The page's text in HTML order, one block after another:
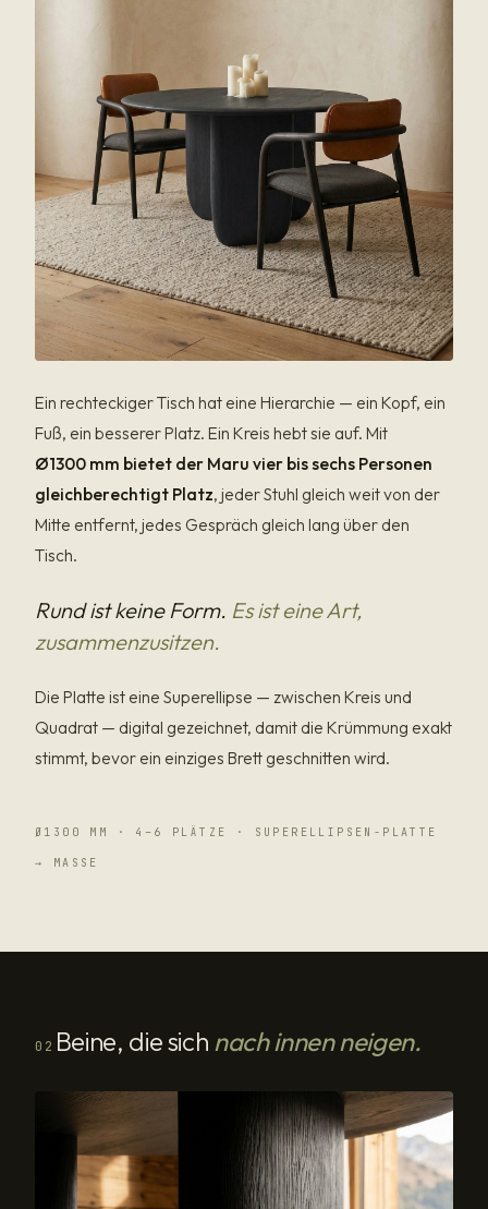
Ein rechteckiger Tisch hat eine Hierarchie — ein Kopf, ein
Fuß, ein besserer Platz. Ein Kreis hebt sie auf. Mit
Ø1300 mm bietet der Maru vier bis sechs Personen
gleichberechtigt Platz, jeder Stuhl gleich weit von der
Mitte entfernt, jedes Gespräch gleich lang über den
Tisch.
Rund ist keine Form. Es ist eine Art,
zusammenzusitzen.
Die Platte ist eine Superellipse — zwischen Kreis und
Quadrat — digital gezeichnet, damit die Krümmung exakt
stimmt, bevor ein einziges Brett geschnitten wird.
Ø1300 MM · 4–6 PLÄTZE · SUPERELLIPSEN-PLATTE
→ MASSE
02 Beine, die sich nach innen neigen.